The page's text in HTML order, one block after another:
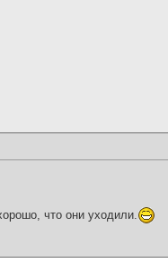
что они уходили.